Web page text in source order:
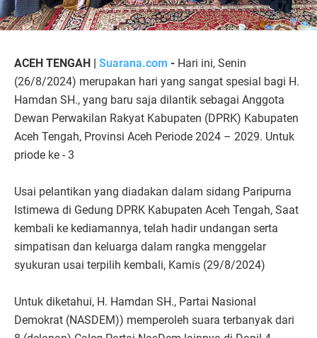
ACEH TENGAH | Suarana.com - Hari ini, Senin
(26/8/2024) merupakan hari yang sangat spesial bagi H.
Hamdan SH., yang baru saja dilantik sebagai Anggota
Dewan Perwakilan Rakyat Kabupaten (DPRK) Kabupaten
Aceh Tengah, Provinsi Aceh Periode 2024 – 2029. Untuk
priode ke - 3
Usai pelantikan yang diadakan dalam sidang Paripurna
Istimewa di Gedung DPRK Kabupaten Aceh Tengah, Saat
kembali ke kediamannya, telah hadir undangan serta
simpatisan dan keluarga dalam rangka menggelar
syukuran usai terpilih kembali, Kamis (29/8/2024)
Untuk diketahui, H. Hamdan SH., Partai Nasional
Demokrat (NASDEM)) memperoleh suara terbanyak dari